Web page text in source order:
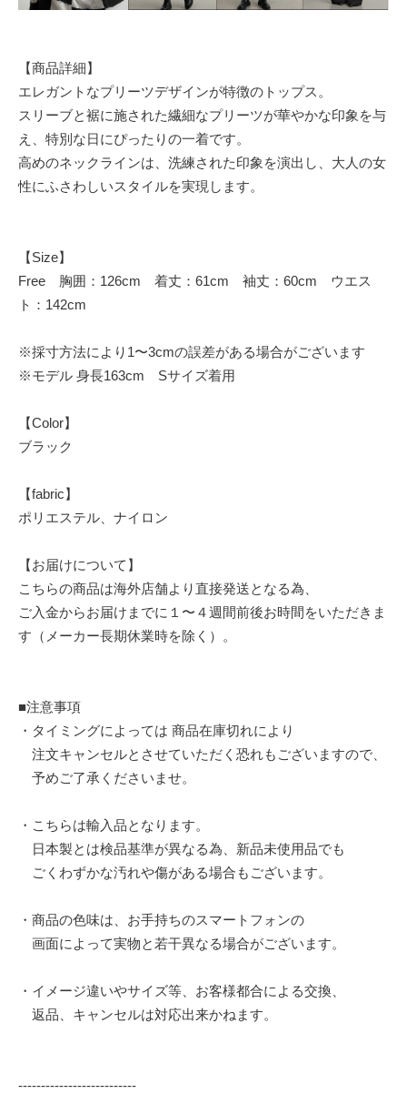
【商品詳細】
エレガントなプリーツデザインが特徴のトップス。
スリーブと裾に施された繊細なプリーツが華やかな印象を与
え、特別な日にぴったりの一着です。
高めのネックラインは、洗練された印象を演出し、大人の女
性にふさわしいスタイルを実現します。
【Size】
Free 胸囲：126cm 着丈：61cm 袖丈：60cm ウエス
ト：142cm
※採寸方法により1〜3cmの誤差がある場合がございます
※モデル 身長163cm Sサイズ着用
【Color】
ブラック
【fabric】
ポリエステル、ナイロン
【お届けについて】
こちらの商品は海外店舗より直接発送となる為、
ご入金からお届けまでに１〜４週間前後お時間をいただきま
す（メーカー長期休業時を除く）。
■注意事項
・タイミングによっては 商品在庫切れにより
注文キャンセルとさせていただく恐れもございますので、
予めご了承くださいませ。
・こちらは輸入品となります。
日本製とは検品基準が異なる為、新品未使用品でも
ごくわずかな汚れや傷がある場合もございます。
・商品の色味は、お手持ちのスマートフォンの
画面によって実物と若干異なる場合がございます。
・イメージ違いやサイズ等、お客様都合による交換、
返品、キャンセルは対応出来かねます。
--------------------------